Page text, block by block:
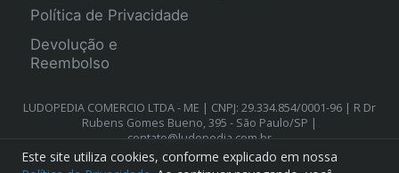
Política de Privacidade
Devolução e
Reembolso
LUDOPEDIA COMERCIO LTDA - ME | CNPJ: 29.334.854/0001-96 | R Dr
Rubens Gomes Bueno, 395 - São Paulo/SP |
contato@ludopedia.com.br
Este site utiliza cookies, conforme explicado em nossa